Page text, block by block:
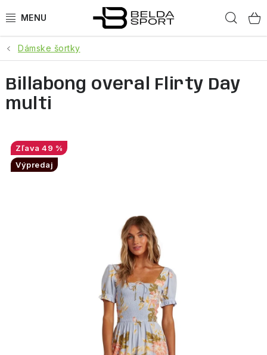
na
ŠPORTY
BEH
GOLDBERGH
OBLEČENIE
Dámske šortky
Billabong overal Flirty Day
multi
49 %
Výpredaj